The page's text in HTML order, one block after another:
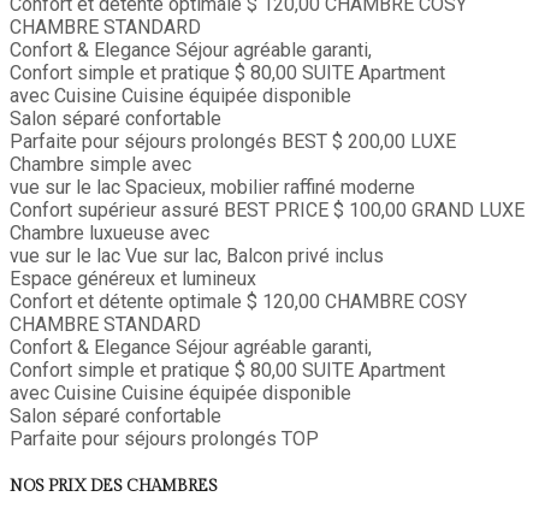
CHAMBRE STANDARD
Confort & Elegance Séjour agréable garanti,
Confort simple et pratique $ 80,00 SUITE Apartment
avec Cuisine Cuisine équipée disponible
Salon séparé confortable
Parfaite pour séjours prolongés BEST $ 200,00 LUXE
Chambre simple avec
vue sur le lac Spacieux, mobilier raffiné moderne
Confort supérieur assuré BEST PRICE $ 100,00 GRAND LUXE
Chambre luxueuse avec
vue sur le lac Vue sur lac, Balcon privé inclus
Espace généreux et lumineux
Confort et détente optimale $ 120,00 CHAMBRE COSY
CHAMBRE STANDARD
Confort & Elegance Séjour agréable garanti,
Confort simple et pratique $ 80,00 SUITE Apartment
avec Cuisine Cuisine équipée disponible
Salon séparé confortable
Parfaite pour séjours prolongés TOP
NOS PRIX DES CHAMBRES